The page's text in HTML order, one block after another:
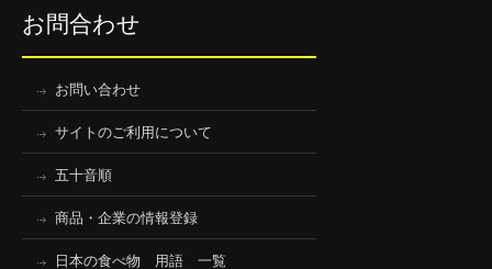
お問合わせ
お問い合わせ
サイトのご利用について
五十音順
商品・企業の情報登録
日本の食べ物 用語 一覧